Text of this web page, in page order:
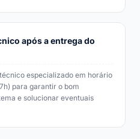
após a entrega do
especializado em horário
para garantir o bom
e solucionar eventuais